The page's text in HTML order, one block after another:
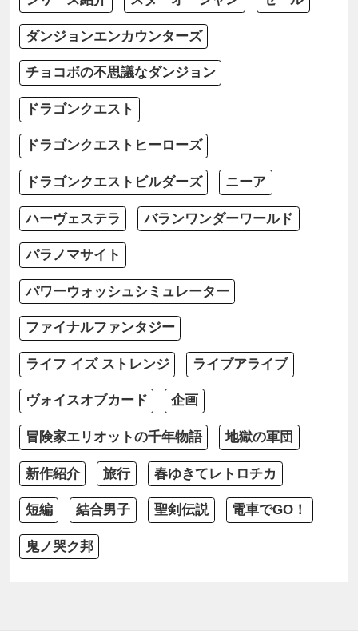
ダンジョンエンカウンターズ
チョコボの不思議なダンジョン
ドラゴンクエスト
ドラゴンクエストヒーローズ
ドラゴンクエストビルダーズ ニーア
ハーヴェステラ バランワンダーワールド
パラノマサイト
パワーウォッシュシミュレーター
ファイナルファンタジー
ライフ イズ ストレンジ ライブアライブ
ヴォイスオブカード 企画
冒険家エリオットの千年物語 地獄の軍団
新作紹介 旅行 春ゆきてレトロチカ
短編 結合男子 聖剣伝説 電車でGO！
鬼ノ哭ク邦